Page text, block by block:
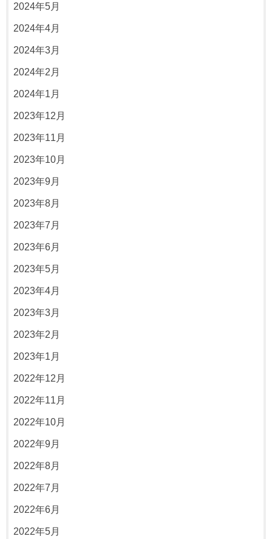
2024年5月
2024年4月
2024年3月
2024年2月
2024年1月
2023年12月
2023年11月
2023年10月
2023年9月
2023年8月
2023年7月
2023年6月
2023年5月
2023年4月
2023年3月
2023年2月
2023年1月
2022年12月
2022年11月
2022年10月
2022年9月
2022年8月
2022年7月
2022年6月
2022年5月